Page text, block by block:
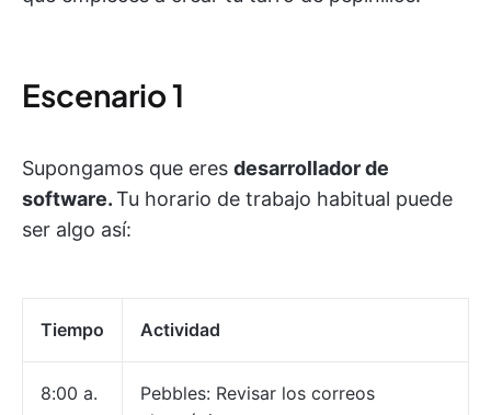
Escenario 1
Supongamos que eres desarrollador de
software.Tu horario de trabajo habitual puede
ser algo así:
Tiempo Actividad
8:00 a.
Pebbles: Revisar los correos